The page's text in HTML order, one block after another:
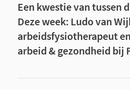
Een kwestie van tussen
Deze week: Ludo van
arbeidsfysiotherapeut
arbeid & gezondheid bij